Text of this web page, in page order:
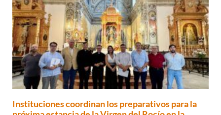
Instituciones coordinan los preparativos para la